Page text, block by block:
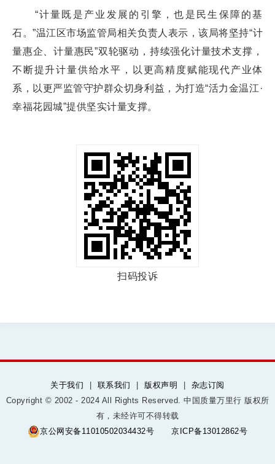
“计量既是产业发展的引擎，也是民生保障的基
石。”温江区市场监管局相关负责人表示，该局将坚持“计
量惠企、计量惠民”双轮驱动，持续强化计量技术支撑，
不断提升计量供给水平，以更高精度赋能现代产业体
系，以更严监管守护群众切身利益，为打造“活力金温江·
幸福花园城”提供坚实计量支撑。
扫码投诉
关于我们 联系我们 版权声明
杂志订阅
Copyright © 2002 - 2024 All Rights Reserved. 中国质量万里行 版权所
有，未经许可不得转载
京公网安备11010502034432号
京ICP备13012862号